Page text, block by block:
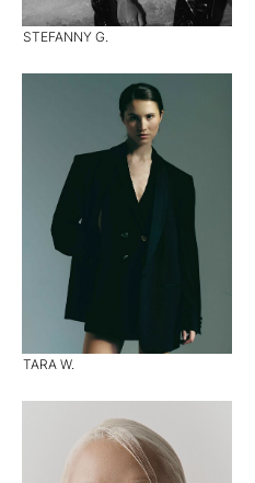
STEFANNY G.
TARA W.